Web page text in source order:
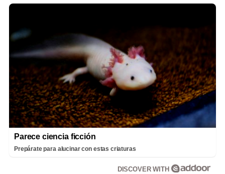
Parece ciencia ficción
Prepárate para alucinar con estas criaturas
DISCOVER WITH